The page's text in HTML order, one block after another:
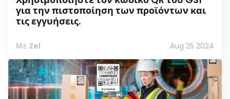
για την πιστοποίηση των προϊόντων και
τις εγγυήσεις.
Με Zel Aug 25 2024